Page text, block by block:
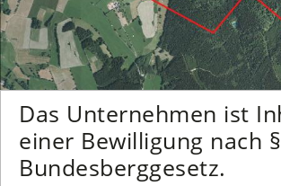
Das Unternehmen ist
einer Bewilligung nach
Bundesberggesetz.